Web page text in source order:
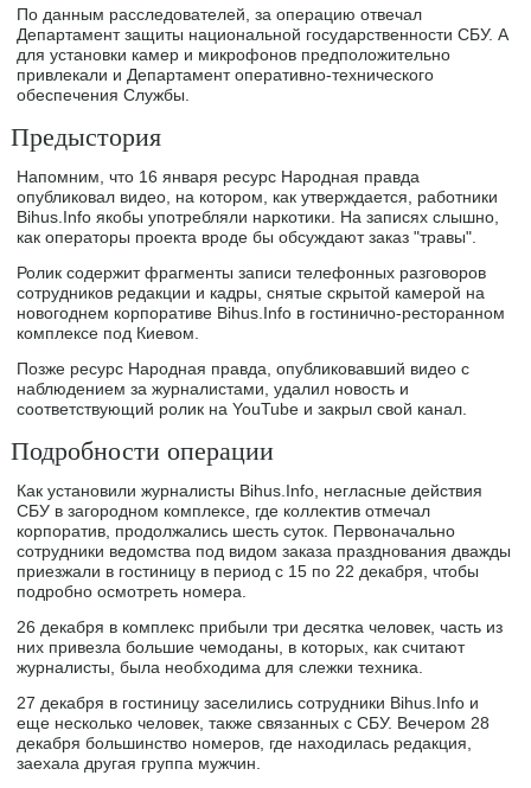
По данным расследователей, за операцию отвечал
Департамент защиты национальной государственности СБУ. А
для установки камер и микрофонов предположительно
привлекали и Департамент оперативно-технического
обеспечения Службы.
Предыстория
Напомним, что 16 января ресурс Народная правда
опубликовал видео, на котором, как утверждается, работники
Bihus.Info якобы употребляли наркотики. На записях слышно,
как операторы проекта вроде бы обсуждают заказ "травы".
Ролик содержит фрагменты записи телефонных разговоров
сотрудников редакции и кадры, снятые скрытой камерой на
новогоднем корпоративе Bihus.Info в гостинично-ресторанном
комплексе под Киевом.
Позже ресурс Народная правда, опубликовавший видео с
наблюдением за журналистами, удалил новость и
соответствующий ролик на YouTube и закрыл свой канал.
Подробности операции
Как установили журналисты Bihus.Info, негласные действия
СБУ в загородном комплексе, где коллектив отмечал
корпоратив, продолжались шесть суток. Первоначально
сотрудники ведомства под видом заказа празднования дважды
приезжали в гостиницу в период с 15 по 22 декабря, чтобы
подробно осмотреть номера.
26 декабря в комплекс прибыли три десятка человек, часть из
них привезла большие чемоданы, в которых, как считают
журналисты, была необходима для слежки техника.
27 декабря в гостиницу заселились сотрудники Bihus.Info и
еще несколько человек, также связанных с СБУ. Вечером 28
декабря большинство номеров, где находилась редакция,
заехала другая группа мужчин.